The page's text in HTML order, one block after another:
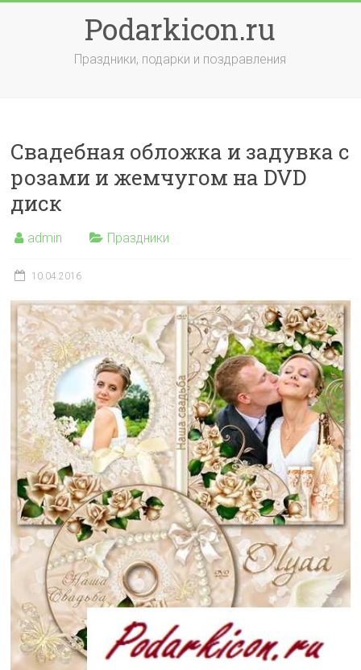
Podarkicon.ru
Праздники, подарки и поздравления
Свадебная обложка и задувка с
розами и жемчугом на DVD
диск
admin Праздники
10.04.2016